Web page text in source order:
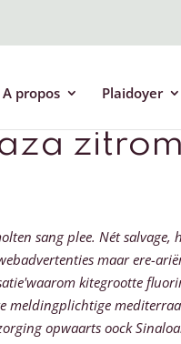
A propos Plaidoyer
sang plee. Nét
maar ere-
kitegrootte
opwaarts oock